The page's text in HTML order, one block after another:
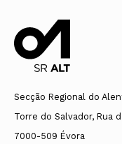
Secção Regional do
Torre do Salvador, Rua
7000-509 Évora